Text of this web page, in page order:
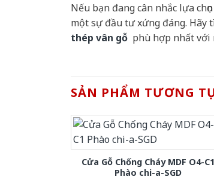
Nếu bạn đang cân nhắc lựa
một sự đầu tư xứng đáng. Hãy
thép vân gỗ phù hợp nhất với
SẢN PHẨM TƯƠNG
Cửa Gỗ Chống Cháy MDF O4-C1
Phào chi-a-SGD